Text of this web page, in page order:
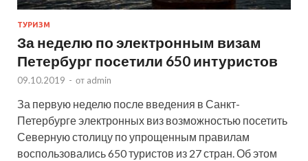
ТУРИЗМ
За неделю по электронным визам
Петербург посетили 650 интуристов
09.10.2019 - от admin
За первую неделю после введения в Санкт-
Петербурге электронных виз возможностью посетить
Северную столицу по упрощенным правилам
воспользовались 650 туристов из 27 стран. Об этом